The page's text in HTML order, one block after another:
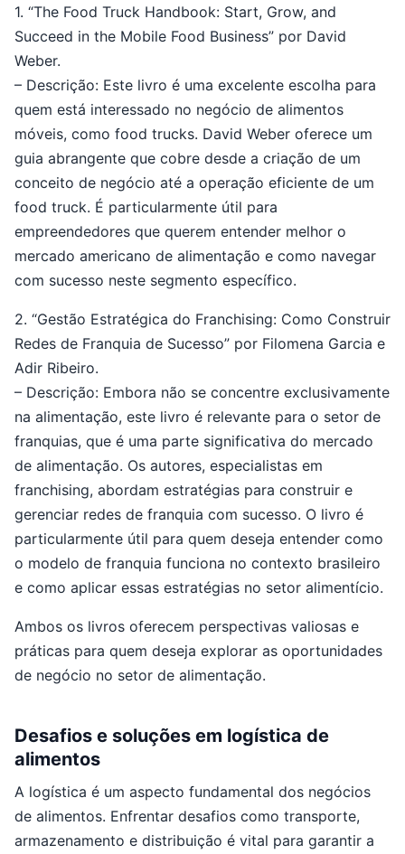
1. “The Food Truck Handbook: Start, Grow, and
Succeed in the Mobile Food Business” por David
Weber.
– Descrição: Este livro é uma excelente escolha para
quem está interessado no negócio de alimentos
móveis, como food trucks. David Weber oferece um
guia abrangente que cobre desde a criação de um
conceito de negócio até a operação eficiente de um
food truck. É particularmente útil para
empreendedores que querem entender melhor o
mercado americano de alimentação e como navegar
com sucesso neste segmento específico.
2. “Gestão Estratégica do Franchising: Como Construir
Redes de Franquia de Sucesso” por Filomena Garcia e
Adir Ribeiro.
– Descrição: Embora não se concentre exclusivamente
na alimentação, este livro é relevante para o setor de
franquias, que é uma parte significativa do mercado
de alimentação. Os autores, especialistas em
franchising, abordam estratégias para construir e
gerenciar redes de franquia com sucesso. O livro é
particularmente útil para quem deseja entender como
o modelo de franquia funciona no contexto brasileiro
e como aplicar essas estratégias no setor alimentício.
Ambos os livros oferecem perspectivas valiosas e
práticas para quem deseja explorar as oportunidades
de negócio no setor de alimentação.
Desafios e soluções em logística de
alimentos
A logística é um aspecto fundamental dos negócios
de alimentos. Enfrentar desafios como transporte,
armazenamento e distribuição é vital para garantir a